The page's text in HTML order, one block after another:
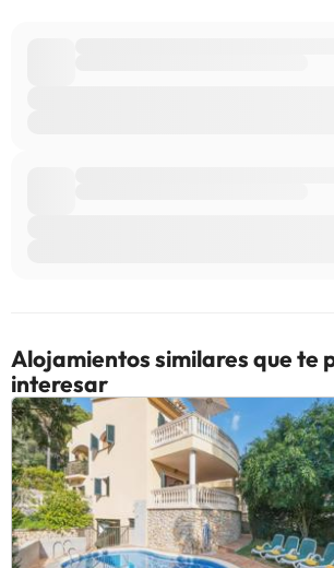
Alojamientos similares que te
interesar